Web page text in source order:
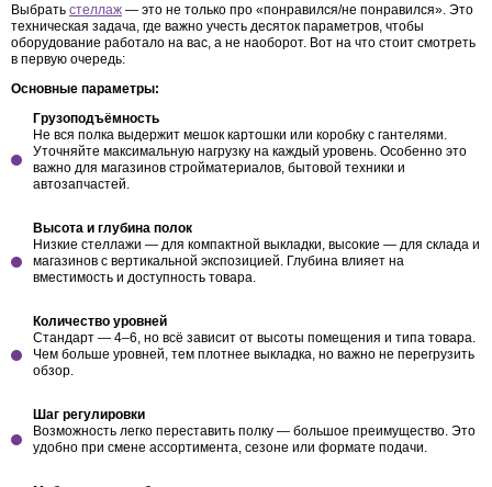
Выбрать стеллаж — это не только про «понравился/не понравился». Это
техническая задача, где важно учесть десяток параметров, чтобы
оборудование работало на вас, а не наоборот. Вот на что стоит смотреть
в первую очередь:
Основные параметры:
Грузоподъёмность
Не вся полка выдержит мешок картошки или коробку с гантелями.
Уточняйте максимальную нагрузку на каждый уровень. Особенно это
важно для магазинов стройматериалов, бытовой техники и
автозапчастей.
Высота и глубина полок
Низкие стеллажи — для компактной выкладки, высокие — для склада и
магазинов с вертикальной экспозицией. Глубина влияет на
вместимость и доступность товара.
Количество уровней
Стандарт — 4–6, но всё зависит от высоты помещения и типа товара.
Чем больше уровней, тем плотнее выкладка, но важно не перегрузить
обзор.
Шаг регулировки
Возможность легко переставить полку — большое преимущество. Это
удобно при смене ассортимента, сезоне или формате подачи.